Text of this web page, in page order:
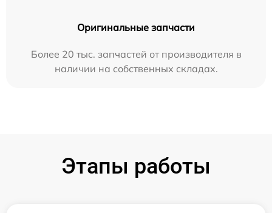
Оригинальные запчасти
Более 20 тыс. запчастей от производителя в
наличии на собственных складах.
Этапы работы